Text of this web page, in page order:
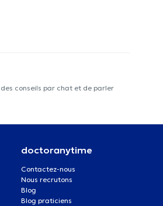
conseils par chat et de parler
doctoranytime
Contactez-nous
Nous recrutons
Blog
Blog praticiens